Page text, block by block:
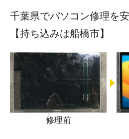
千葉県でパソコン修理を
【持ち込みは船橋市】
修理前